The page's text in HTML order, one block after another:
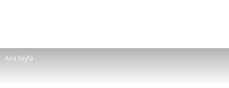
Ana Sayfa